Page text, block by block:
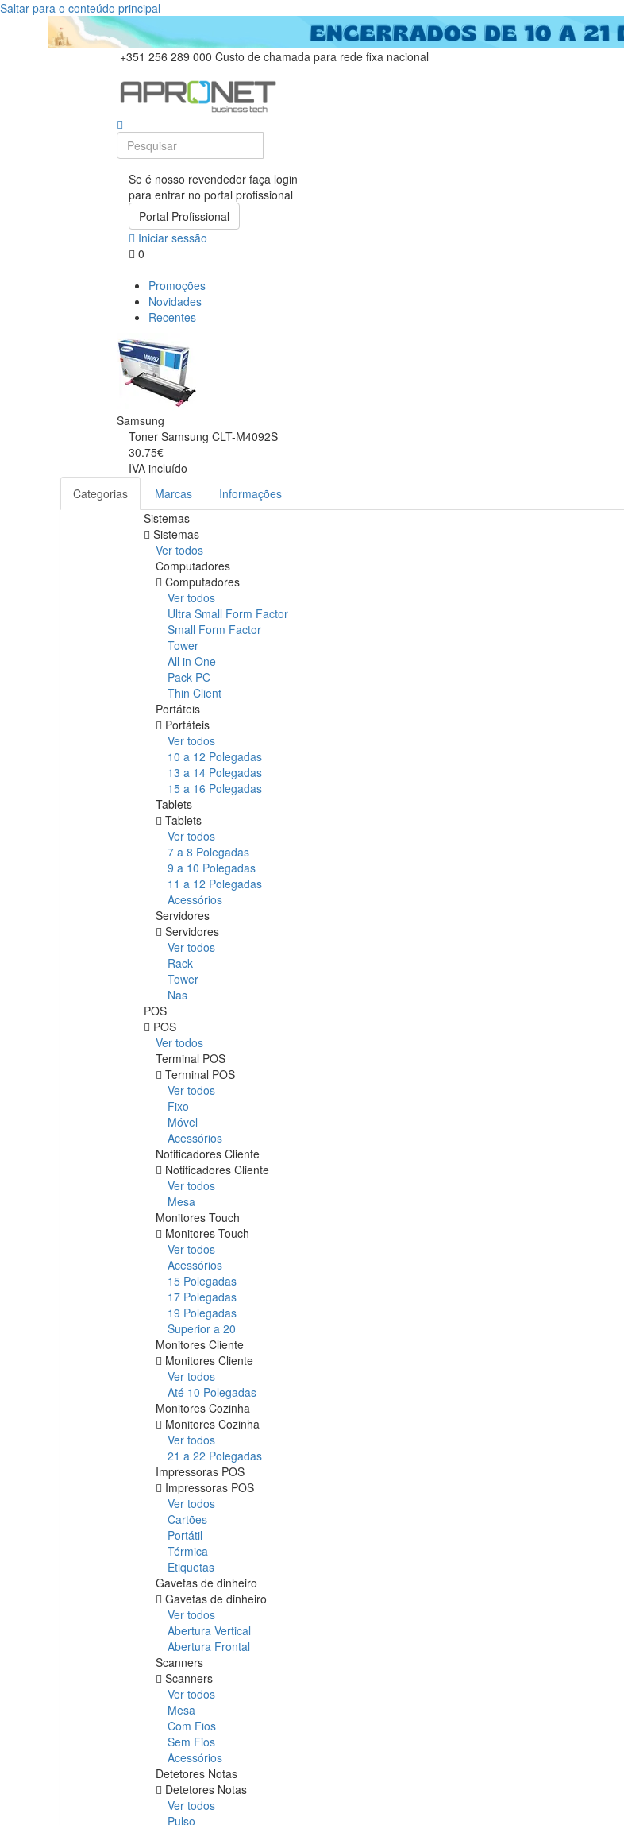
Saltar para o conteúdo principal
+351 256 289 000 Custo de chamada para rede fixa nacional
Se é nosso revendedor faça login
para entrar no portal profissional
Portal Profissional
Iniciar sessão
0
Promoções
Novidades
Recentes
Samsung
Toner Samsung CLT-M4092S
30.75€
IVA incluído
Categorias
Marcas
Informações
Sistemas
Sistemas
Ver todos
Computadores
Computadores
Ver todos
Ultra Small Form Factor
Small Form Factor
Tower
All in One
Pack PC
Thin Client
Portáteis
Portáteis
Ver todos
10 a 12 Polegadas
13 a 14 Polegadas
15 a 16 Polegadas
Tablets
Tablets
Ver todos
7 a 8 Polegadas
9 a 10 Polegadas
11 a 12 Polegadas
Acessórios
Servidores
Servidores
Ver todos
Rack
Tower
Nas
POS
POS
Ver todos
Terminal POS
Terminal POS
Ver todos
Fixo
Móvel
Acessórios
Notificadores Cliente
Notificadores Cliente
Ver todos
Mesa
Monitores Touch
Monitores Touch
Ver todos
Acessórios
15 Polegadas
17 Polegadas
19 Polegadas
Superior a 20
Monitores Cliente
Monitores Cliente
Ver todos
Até 10 Polegadas
Monitores Cozinha
Monitores Cozinha
Ver todos
21 a 22 Polegadas
Impressoras POS
Impressoras POS
Ver todos
Cartões
Portátil
Térmica
Etiquetas
Gavetas de dinheiro
Gavetas de dinheiro
Ver todos
Abertura Vertical
Abertura Frontal
Scanners
Scanners
Ver todos
Mesa
Com Fios
Sem Fios
Acessórios
Detetores Notas
Detetores Notas
Ver todos
Pulso